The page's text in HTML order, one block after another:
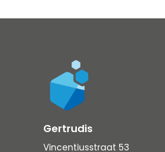
Gertrudis
Vincentiusstraat 53